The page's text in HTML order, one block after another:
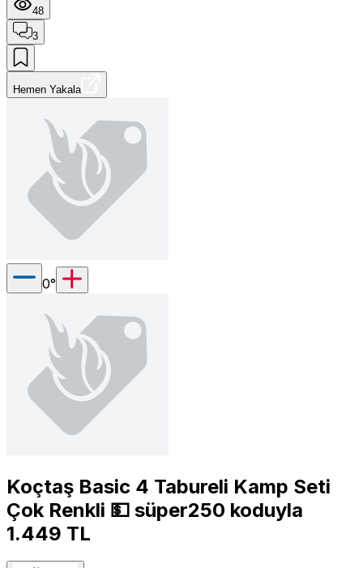
48
3
Hemen Yakala
0°
Koçtaş Basic 4 Tabureli Kamp Seti
Çok Renkli 💵 süper250 koduyla
1.449 TL